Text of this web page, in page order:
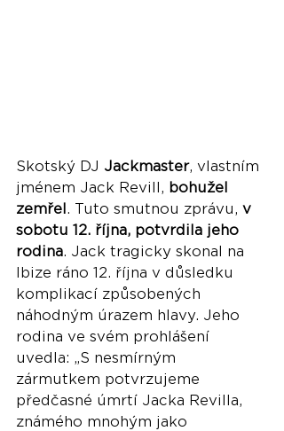
Skotský DJ Jackmaster, vlastním
jménem Jack Revill, bohužel
zemřel. Tuto smutnou zprávu, v
sobotu 12. října, potvrdila jeho
rodina. Jack tragicky skonal na
Ibize ráno 12. října v důsledku
komplikací způsobených
náhodným úrazem hlavy. Jeho
rodina ve svém prohlášení
uvedla: „S nesmírným
zármutkem potvrzujeme
předčasné úmrtí Jacka Revilla,
známého mnohým jako